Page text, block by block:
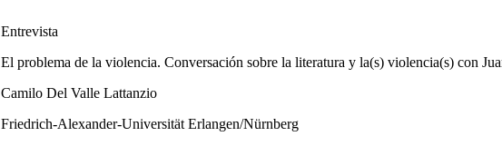
Entrevista
El problema de la violencia. Conversación sobre la literatura y la(s) violencia(s) con
Camilo Del Valle Lattanzio
Friedrich-Alexander-Universität Erlangen/Nürnberg